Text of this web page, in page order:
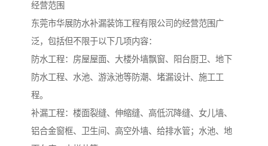
经营范围
东莞市华展防水补漏装饰工程有限公司的经营范围广
泛，包括但不限于以下几项内容：
防水工程：房屋屋面、大楼外墙飘窗、阳台厨卫、地下
防水工程、水池、游泳池等防潮、堵漏设计、施工工
程。
补漏工程：楼面裂缝、伸缩缝、高低沉降缝、女儿墙、
铝合金窗框、卫生间、高空外墙、给排水管；水池、地